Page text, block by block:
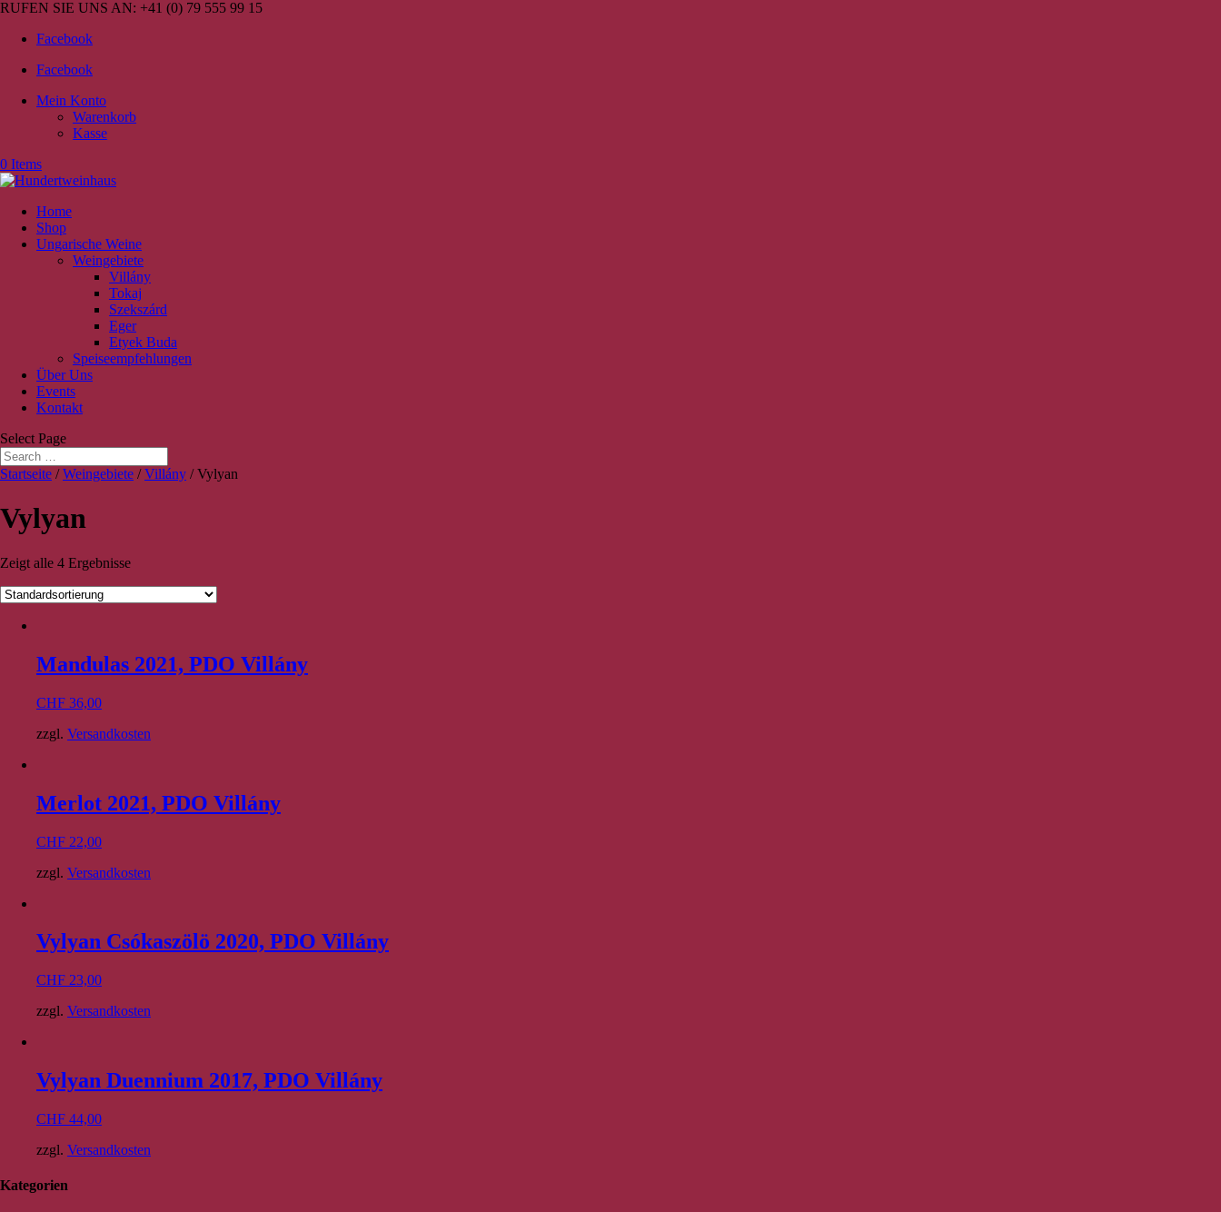
RUFEN SIE UNS AN: +41 (0) 79 555 99 15
Facebook
Facebook
Mein Konto
Warenkorb
Kasse
0 Items
Home
Shop
Ungarische Weine
Weingebiete
Villány
Tokaj
Szekszárd
Eger
Etyek Buda
Speiseempfehlungen
Über Uns
Events
Kontakt
Select Page
Startseite /Weingebiete /Villány / Vylyan
Vylyan
Zeigt alle 4 Ergebnisse
Mandulas 2021, PDO Villány
CHF 36,00
zzgl. Versandkosten
Merlot 2021, PDO Villány
CHF 22,00
zzgl. Versandkosten
Vylyan Csókaszölö 2020, PDO Villány
CHF 23,00
zzgl. Versandkosten
Vylyan Duennium 2017, PDO Villány
CHF 44,00
zzgl. Versandkosten
Kategorien